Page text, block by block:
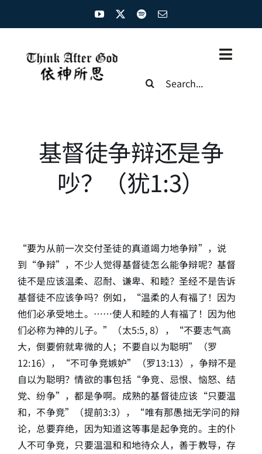
圣经概览
基督徒生命
圣经解析
简介
下载
Search
基督徒争辩还是争
吵？（犹1:3）
“要为从前一次交付圣徒的真道竭力地争辩”，说
到“争辩”，不少人觉得基督徒怎么能争辩呢？基督
徒不是应该温柔、忍耐、谦卑、和睦？圣经不是告诉
基督徒不应该争吗？例如，“温柔的人有福了！因为
他们必承受地土。……使人和睦的人有福了！因为他
们必称为神的儿子。”（太5:5, 8），“不要志气高
大，倒要俯就卑微的人；不要自以为聪明”（罗
12:16），“不可争竞嫉妒”（罗13:13），争辩不是
自以为聪明？情欲的事包括“争竞、忌恨、恼怒、结
党、纷争”，都是争啊。成熟的基督徒应该“只要温
和，不争竞”（提前3:3），“唯有那愚拙无学问的辩
论，总要弃绝，因为知道这等事是起争竞的。主的仆
人不可争竞，只要温温和和地待众人，善于教导，存